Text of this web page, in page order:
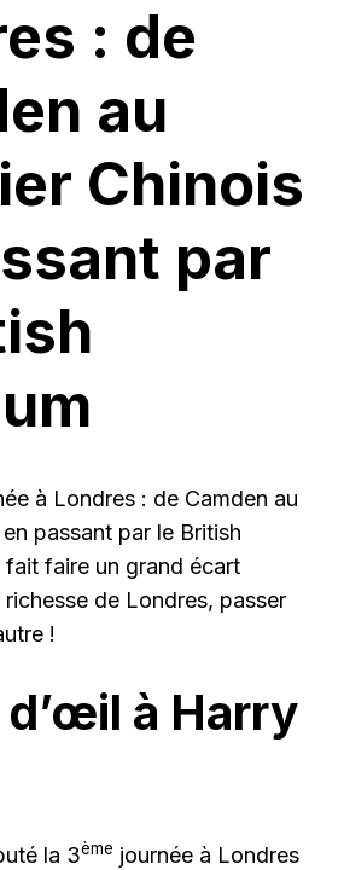
: de
au
Chinois
par
à Londres : de Camden au
passant par le British
fait faire un grand écart
richesse de Londres, passer
!
à Harry
la 3ème journée à Londres